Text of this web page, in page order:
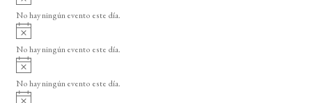
o
v
i
o
No hay ningún evento este día.
A
v
i
o
No hay ningún evento este día.
A
v
i
No hay ningún evento este día.
A